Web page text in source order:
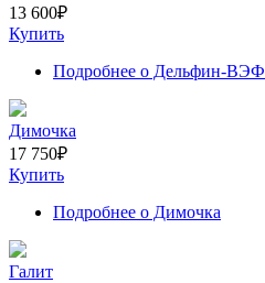
13 600₽
Купить
Подробнее о Дельфин-ВЭФ
Димочка
17 750₽
Купить
Подробнее о Димочка
Галит